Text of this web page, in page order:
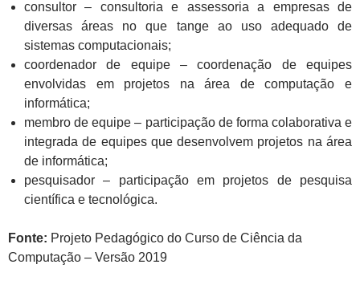
consultor – consultoria e assessoria a empresas de
diversas áreas no que tange ao uso adequado de
sistemas computacionais;
coordenador de equipe – coordenação de equipes
envolvidas em projetos na área de computação e
informática;
membro de equipe – participação de forma colaborativa e
integrada de equipes que desenvolvem projetos na área
de informática;
pesquisador – participação em projetos de pesquisa
científica e tecnológica.
Fonte: Projeto Pedagógico do Curso de Ciência da
Computação – Versão 2019